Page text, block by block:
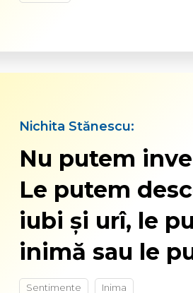
Nichita Stănescu:
Nu putem
Le putem
iubi și urî, le
inimă sau le
Sentimente Inima